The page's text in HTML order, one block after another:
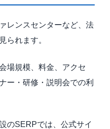
レンスセンターなど、法
られます。
場規模、料金、アクセ
ー・研修・説明会での利
のSERPでは、公式サイ